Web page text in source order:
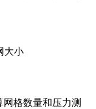
大小
格数量和压力测